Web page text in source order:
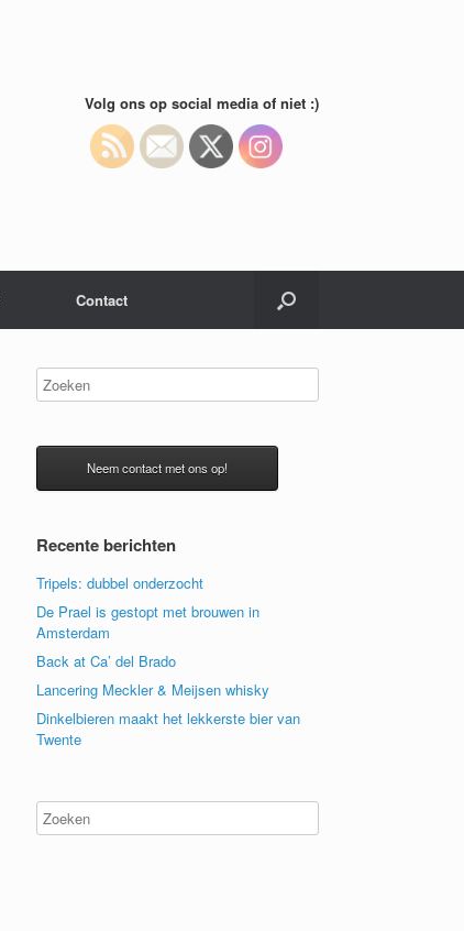
Volg ons op social media of niet :)
Contact
Neem contact met ons op!
Recente berichten
Tripels: dubbel onderzocht
De Prael is gestopt met brouwen in
Amsterdam
Back at Ca’ del Brado
Lancering Meckler & Meijsen whisky
Dinkelbieren maakt het lekkerste bier van
Twente